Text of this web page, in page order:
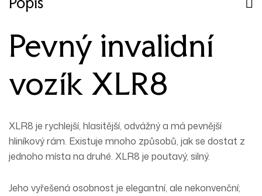
Pevný invalidní
vozík XLR8
XLR8 je rychlejší, hlasitější, odvážný a má pevnější
hliníkový rám. Existuje mnoho způsobů, jak se dostat z
jednoho místa na druhé. XLR8 je poutavý, silný.
Jeho vyřešená osobnost je elegantní, ale nekonvenční;